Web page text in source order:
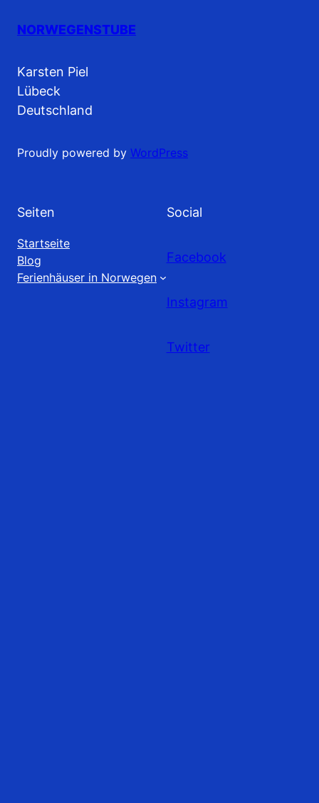
NORWEGENSTUBE
Karsten Piel
Lübeck
Deutschland
Proudly powered by WordPress
Seiten
Startseite
Blog
Ferienhäuser in Norwegen
Social
Facebook
Instagram
Twitter